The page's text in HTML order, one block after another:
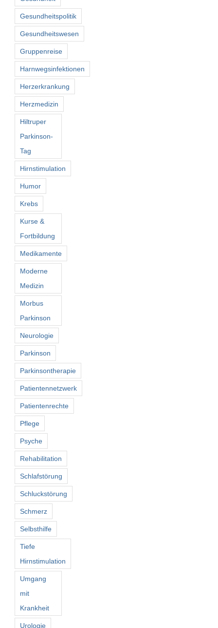
Gesundheitspolitik
Gesundheitswesen
Gruppenreise
Harnwegsinfektionen
Herzerkrankung
Herzmedizin
Hiltruper
Parkinson-
Tag
Hirnstimulation
Humor
Krebs
Kurse &
Fortbildung
Medikamente
Moderne
Medizin
Morbus
Parkinson
Neurologie
Parkinson
Parkinsontherapie
Patientennetzwerk
Patientenrechte
Pflege
Psyche
Rehabilitation
Schlafstörung
Schluckstörung
Schmerz
Selbsthilfe
Tiefe
Hirnstimulation
Umgang
mit
Krankheit
Urologie